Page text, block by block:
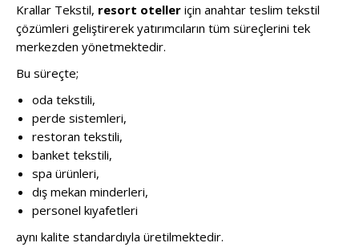
Krallar Tekstil, resort oteller için anahtar teslim tekstil
çözümleri geliştirerek yatırımcıların tüm süreçlerini tek
merkezden yönetmektedir.
Bu süreçte;
oda tekstili,
perde sistemleri,
restoran tekstili,
banket tekstili,
spa ürünleri,
dış mekan minderleri,
personel kıyafetleri
aynı kalite standardıyla üretilmektedir.